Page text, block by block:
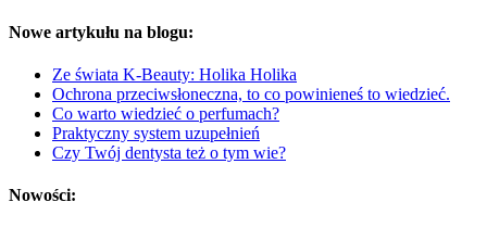
Nowe artykułu na blogu:
Ze świata K-Beauty: Holika Holika
Ochrona przeciwsłoneczna, to co powinieneś to wiedzieć.
Co warto wiedzieć o perfumach?
Praktyczny system uzupełnień
Czy Twój dentysta też o tym wie?
Nowości: